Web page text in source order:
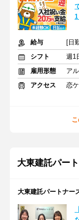
1
給与
[日
シフト
雇用形態
ア
アクセス
恋
大東建託パー
大東建託パートナー